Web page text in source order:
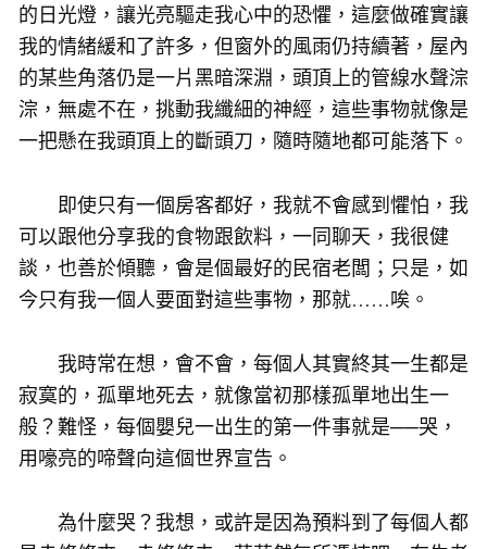
的日光燈，讓光亮驅走我心中的恐懼，這麼做確實讓
我的情緒緩和了許多，但窗外的風雨仍持續著，屋內
的某些角落仍是一片黑暗深淵，頭頂上的管線水聲淙
淙，無處不在，挑動我纖細的神經，這些事物就像是
一把懸在我頭頂上的斷頭刀，隨時隨地都可能落下。
即使只有一個房客都好，我就不會感到懼怕，我
可以跟他分享我的食物跟飲料，一同聊天，我很健
談，也善於傾聽，會是個最好的民宿老闆；只是，如
今只有我一個人要面對這些事物，那就……唉。
我時常在想，會不會，每個人其實終其一生都是
寂寞的，孤單地死去，就像當初那樣孤單地出生一
般？難怪，每個嬰兒一出生的第一件事就是──哭，
用嚎亮的啼聲向這個世界宣告。
為什麼哭？我想，或許是因為預料到了每個人都